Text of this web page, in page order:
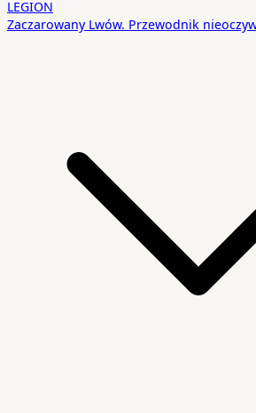
LEGION
Zaczarowany Lwów. Przewodnik